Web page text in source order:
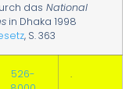
das National
in Dhaka 1998
, S. 363
526-
.